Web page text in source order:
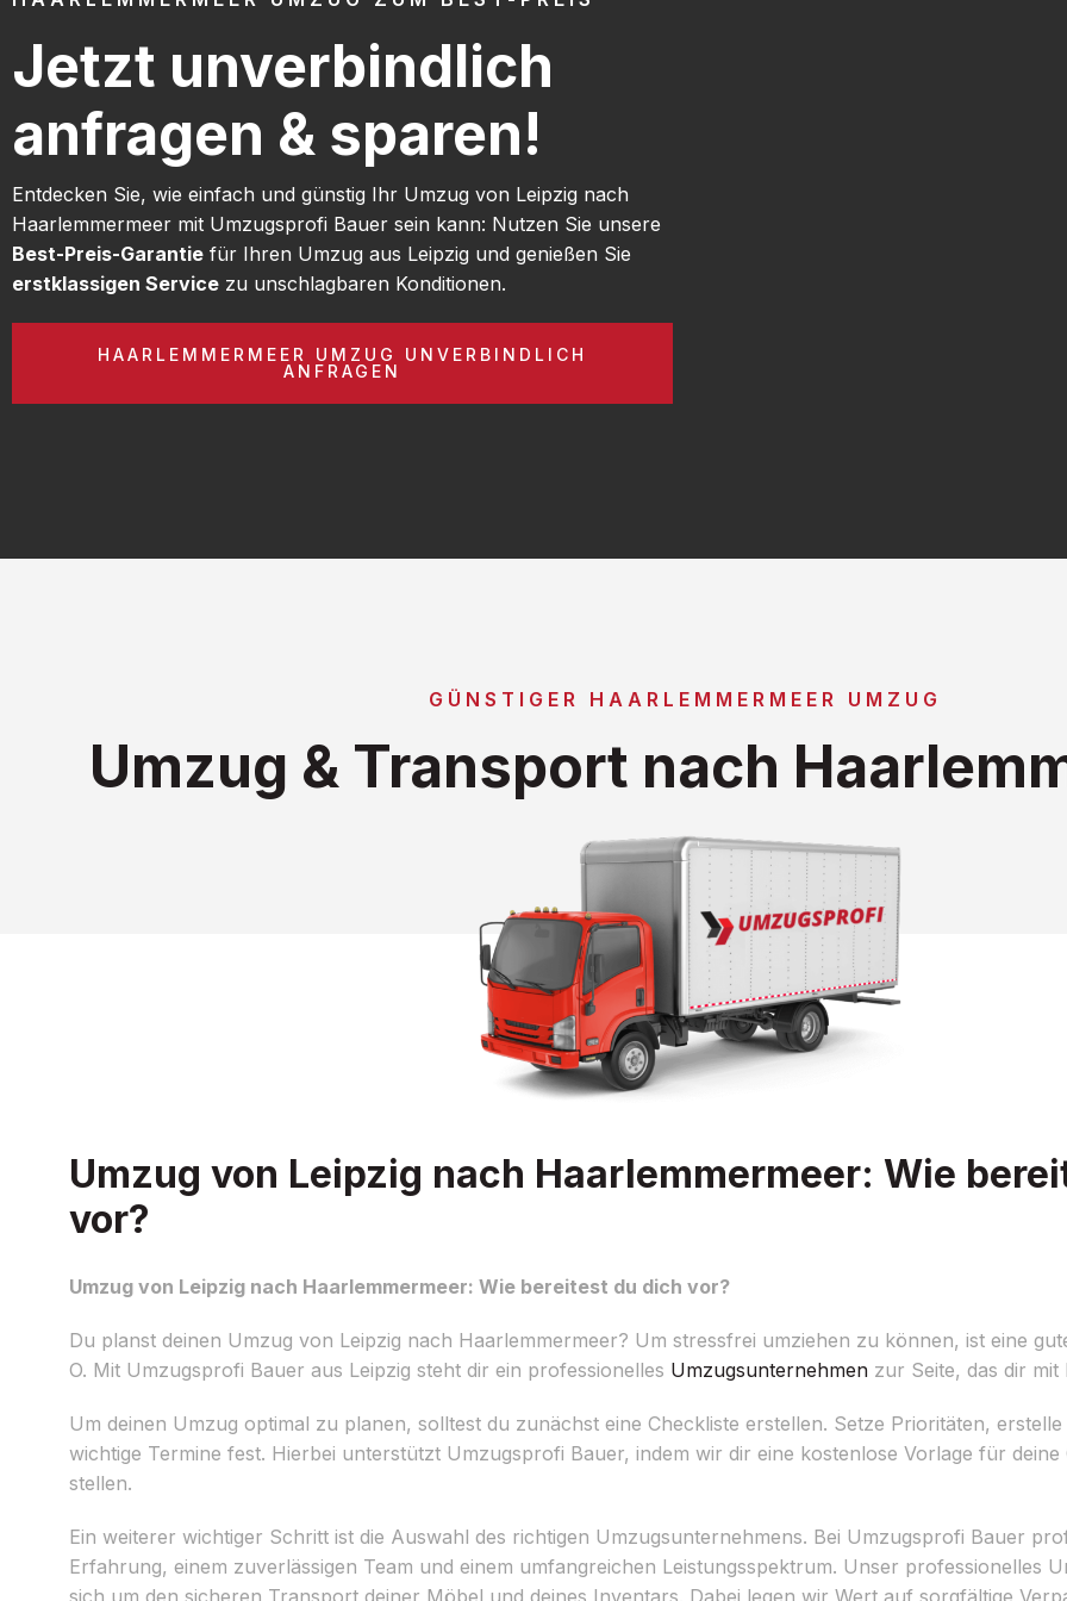
Jetzt unverbindlich
anfragen & sparen!
Entdecken Sie, wie einfach und günstig Ihr Umzug von Leipzig nach
Haarlemmermeer mit Umzugsprofi Bauer sein kann: Nutzen Sie unsere
Best-Preis-Garantie für Ihren Umzug aus Leipzig und genießen Sie
erstklassigen Service zu unschlagbaren Konditionen.
HAARLEMMERMEER UMZUG UNVERBINDLICH
ANFRAGEN
GÜNSTIGER HAARLEMMERMEER UMZUG
Umzug & Transport nach
Umzug von Leipzig nach Haarlemmermeer: Wie
vor?
Umzug von Leipzig nach Haarlemmermeer: Wie bereitest du dich vor?
Du planst deinen Umzug von Leipzig nach Haarlemmermeer? Um stressfrei umziehen zu können, ist eine
O. Mit Umzugsprofi Bauer aus Leipzig steht dir ein professionelles Umzugsunternehmen zur Seite, das dir
Um deinen Umzug optimal zu planen, solltest du zunächst eine Checkliste erstellen. Setze Prioritäten,
wichtige Termine fest. Hierbei unterstützt Umzugsprofi Bauer, indem wir dir eine kostenlose Vorlage für
stellen.
Ein weiterer wichtiger Schritt ist die Auswahl des richtigen Umzugsunternehmens. Bei Umzugsprofi Bauer
Erfahrung, einem zuverlässigen Team und einem umfangreichen Leistungsspektrum. Unser professionelles
sich um den sicheren Transport deiner Möbel und deines Inventars. Dabei legen wir Wert auf sorgfältige